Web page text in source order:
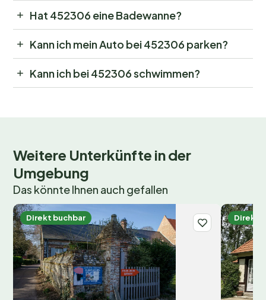
Hat 452306 eine Badewanne?
Kann ich mein Auto bei 452306 parken?
Kann ich bei 452306 schwimmen?
Weitere Unterkünfte in der
Umgebung
Das könnte Ihnen auch gefallen
Direkt buchbar Direkt